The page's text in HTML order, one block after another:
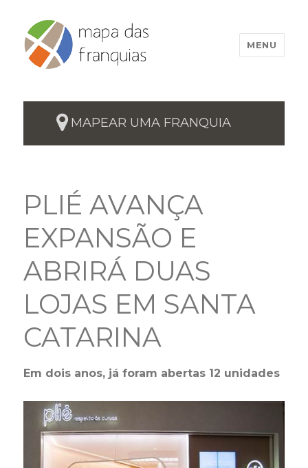
MENU
MAPEAR UMA FRANQUIA
PLIÉ AVANÇA
EXPANSÃO E
ABRIRÁ DUAS
LOJAS EM SANTA
CATARINA
Em dois anos, já foram abertas 12 unidades